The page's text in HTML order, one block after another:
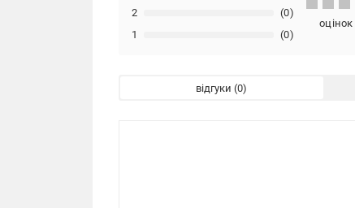
1 (0)
2 (0)
оцінок
відгуки